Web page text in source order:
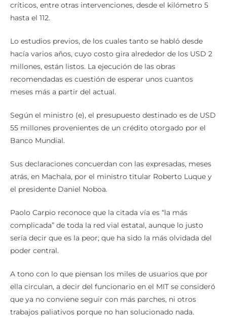
críticos, entre otras intervenciones, desde el kilómetro 5
hasta el 112.
Lo estudios previos, de los cuales tanto se habló desde
hacía varios años, cuyo costo gira alrededor de los USD 2
millones, están listos. La ejecución de las obras
recomendadas es cuestión de esperar unos cuantos
meses más a partir del actual.
Según el ministro (e), el presupuesto destinado es de USD
55 millones provenientes de un crédito otorgado por el
Banco Mundial.
Sus declaraciones concuerdan con las expresadas, meses
atrás, en Machala, por el ministro titular Roberto Luque y
el presidente Daniel Noboa.
Paolo Carpio reconoce que la citada vía es “la más
complicada” de toda la red vial estatal, aunque lo justo
sería decir que es la peor; que ha sido la más olvidada del
poder central.
A tono con lo que piensan los miles de usuarios que por
ella circulan, a decir del funcionario en el MIT se consideró
que ya no conviene seguir con más parches, ni otros
trabajos paliativos porque no han solucionado nada.